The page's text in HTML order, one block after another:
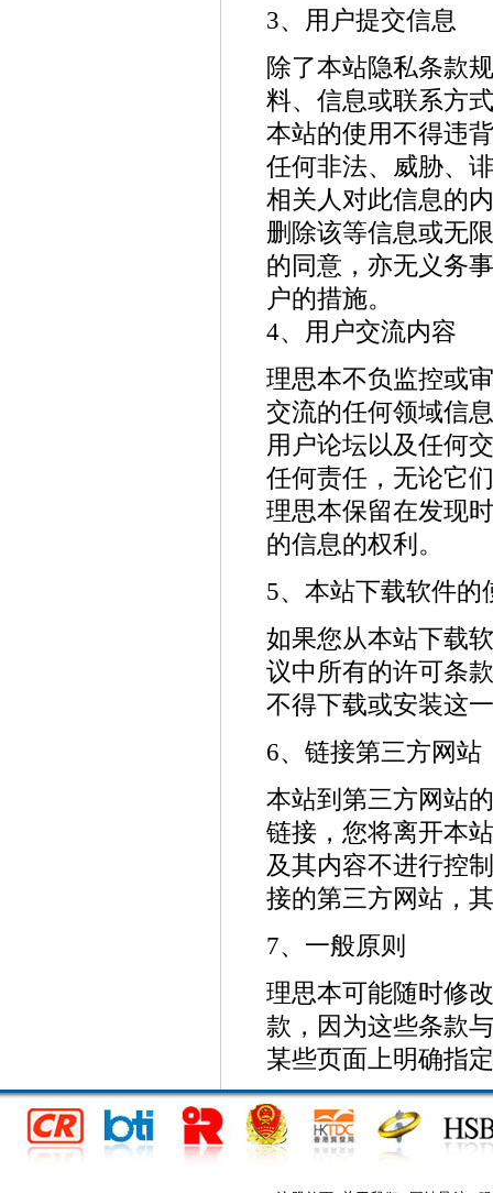
3、用户提交信息
除了本站隐私条款
料、信息或联系方
本站的使用不得违
任何非法、威胁、
相关人对此信息的
删除该等信息或无
的同意，亦无义务
户的措施。
4、用户交流内容
理思本不负监控或
交流的任何领域信
用户论坛以及任何
任何责任，无论它
理思本保留在发现
的信息的权利。
5、本站下载软件的
如果您从本站下载
议中所有的许可条
不得下载或安装这
6、链接第三方网站
本站到第三方网站
链接，您将离开本
及其内容不进行控
接的第三方网站，
7、一般原则
理思本可能随时修
款，因为这些条款
某些页面上明确指